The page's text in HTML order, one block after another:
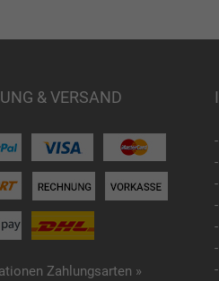
& VERSAND
Zahlungsarten »